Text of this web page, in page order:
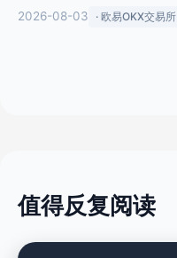
2026-08-03 · 欧易OKX交易所
值得反复阅读